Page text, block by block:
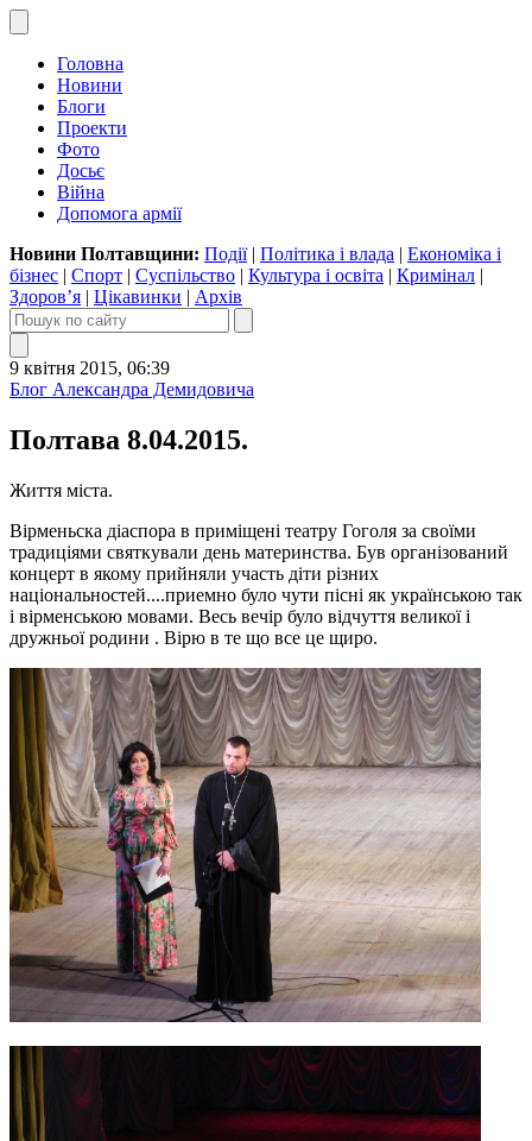
Головна
Новини
Блоги
Проекти
Фото
Досьє
Війна
Допомога армії
Новини Полтавщини: Події| Політика і влада | Економіка і
бізнес | Спорт | Суспільство | Культура і освіта | Кримінал |
Здоров’я | Цікавинки | Архів
9 квітня 2015, 06:39
Блог Александра Демидовича
Полтава 8.04.2015.
Життя міста.
Вірменьска діаспора в приміщені театру Гоголя за своїми
традиціями святкували день материнства. Був організований
концерт в якому прийняли участь діти різних
національностей....приемно було чути пісні як українською так
і вірменською мовами. Весь вечір було відчуття великої і
дружньої родини . Вірю в те що все це щиро.